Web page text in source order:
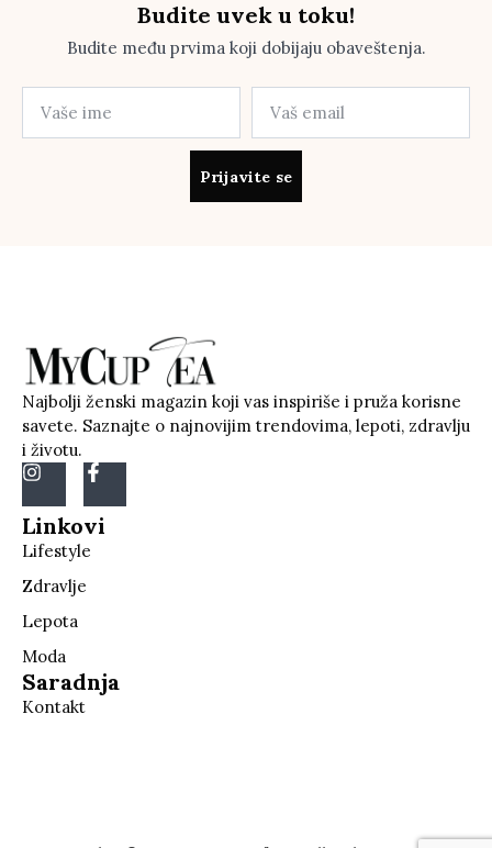
Budite uvek u toku!
Budite među prvima koji dobijaju obaveštenja.
Prijavite se
Najbolji ženski magazin koji vas inspiriše i pruža korisne
savete. Saznajte o najnovijim trendovima, lepoti, zdravlju
i životu.
Linkovi
Lifestyle
Zdravlje
Lepota
Moda
Saradnja
Kontakt